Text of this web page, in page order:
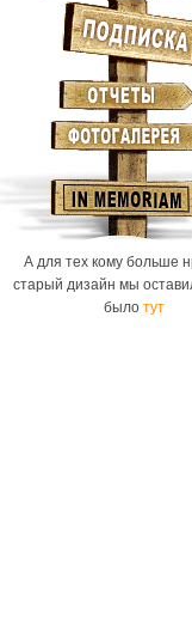
А для тех кому больше
старый дизайн мы
было тут